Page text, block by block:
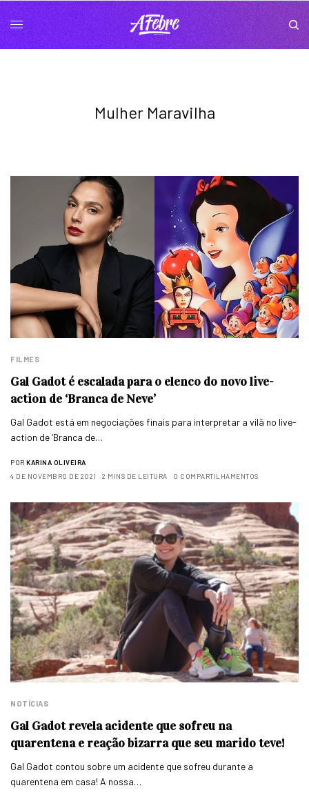
Mulher Maravilha
FILMES
Gal Gadot é escalada para o elenco do novo live-
action de ‘Branca de Neve’
Gal Gadot está em negociações finais para interpretar a vilã no live-
action de ‘Branca de…
POR KARINA OLIVEIRA
4 DE NOVEMBRO DE 2021
2 MINS DE LEITURA 0 COMPARTILHAMENTOS
NOTÍCIAS
Gal Gadot revela acidente que sofreu na
quarentena e reação bizarra que seu marido teve!
Gal Gadot contou sobre um acidente que sofreu durante a
quarentena em casa! A nossa…